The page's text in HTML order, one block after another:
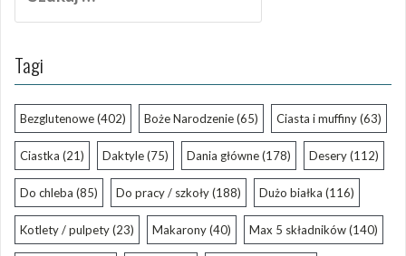
Tagi
Bezglutenowe(402) Boże Narodzenie(65) Ciasta i muffiny(63)
Ciastka (21) Daktyle(75) Dania główne(178) Desery(112)
Do chleba (85) Do pracy / szkoły(188) Dużo białka (116)
Kotlety / pulpety(23) Makarony(40) Max 5 składników(140)